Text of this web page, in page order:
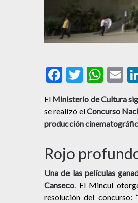
Facebook
Twitter
El Ministerio de Cultura
se realizó elConcurso
producción
Rojo
Una de las películas
Canseco . El Mincul
resolución del